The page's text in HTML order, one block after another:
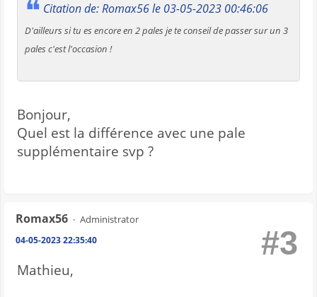
Citation de: Romax56 le 03-05-2023 00:46:06
D'ailleurs si tu es encore en 2 pales je te conseil de passer sur un 3
pales c'est l'occasion !
Bonjour,
Quel est la différence avec une pale
supplémentaire svp ?
Romax56 Administrator
04-05-2023 22:35:40 #3
Mathieu,